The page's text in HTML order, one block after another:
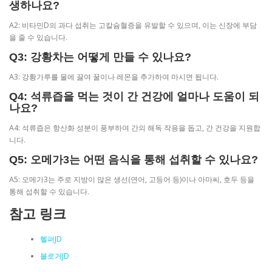
생하나요?
A2: 비타민D의 과다 섭취는 고칼슘혈증을 유발할 수 있으며, 이는 신장에 부담
을 줄 수 있습니다.
Q3: 강황차는 어떻게 만들 수 있나요?
A3: 강황가루를 물에 끓여 꿀이나 레몬을 추가하여 마시면 됩니다.
Q4: 석류즙을 먹는 것이 간 건강에 얼마나 도움이 되
나요?
A4: 석류즙은 항산화 성분이 풍부하여 간의 해독 작용을 돕고, 간 건강을 지원합
니다.
Q5: 오메가3는 어떤 음식을 통해 섭취할 수 있나요?
A5: 오메가3는 주로 지방이 많은 생선(연어, 고등어 등)이나 아마씨, 호두 등을
통해 섭취할 수 있습니다.
참고 링크
헬퍼JD
블로거JD